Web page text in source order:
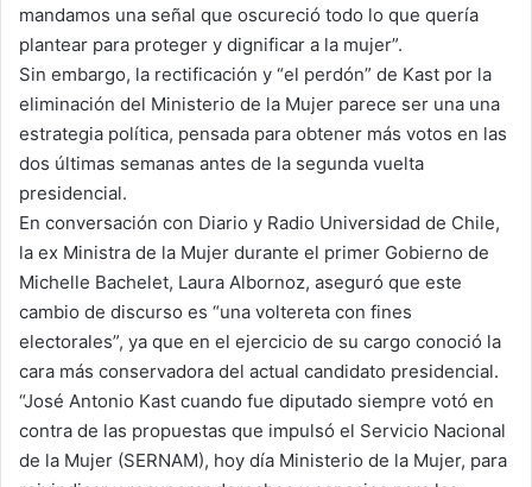
mandamos una señal que oscureció todo lo que quería
plantear para proteger y dignificar a la mujer”.
Sin embargo, la rectificación y “el perdón” de Kast por la
eliminación del Ministerio de la Mujer parece ser una una
estrategia política, pensada para obtener más votos en las
dos últimas semanas antes de la segunda vuelta
presidencial.
En conversación con Diario y Radio Universidad de Chile,
la ex Ministra de la Mujer durante el primer Gobierno de
Michelle Bachelet, Laura Albornoz, aseguró que este
cambio de discurso es “una voltereta con fines
electorales”, ya que en el ejercicio de su cargo conoció la
cara más conservadora del actual candidato presidencial.
“José Antonio Kast cuando fue diputado siempre votó en
contra de las propuestas que impulsó el Servicio Nacional
de la Mujer (SERNAM), hoy día Ministerio de la Mujer, para